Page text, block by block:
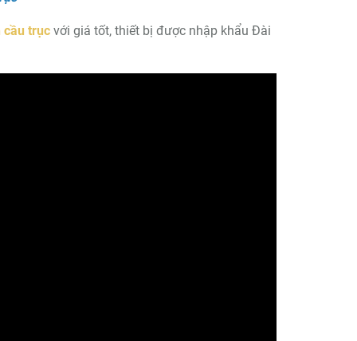
trụcvới giá tốt, thiết bị được nhập khẩu Đài